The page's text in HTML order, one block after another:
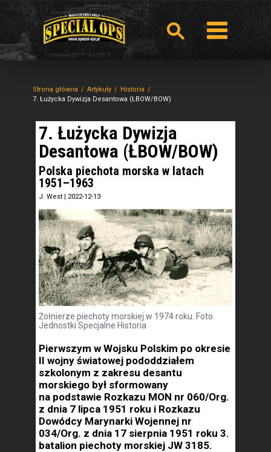
Strona główna Artykuły
Historia
7. Łużycka Dywizja Desantowa (ŁBOW/BOW)
7. Łużycka Dywizja
Desantowa (ŁBOW/BOW)
Polska piechota morska w latach
1951–1963
J. West | 2022-12-13
Żołnierze piechoty morskiej w 1974 roku. Foto.
Jednostki Specjalne Historia
Pierwszym w Wojsku Polskim po okresie
II wojny światowej pododdziałem
szkolonym z zakresu desantu
morskiego był sformowany
na podstawie Rozkazu MON nr 060/Org.
z dnia 7 lipca 1951 roku i Rozkazu
Dowódcy Marynarki Wojennej nr
034/Org. z dnia 17 sierpnia 1951 roku 3.
batalion piechoty morskiej JW 3185.